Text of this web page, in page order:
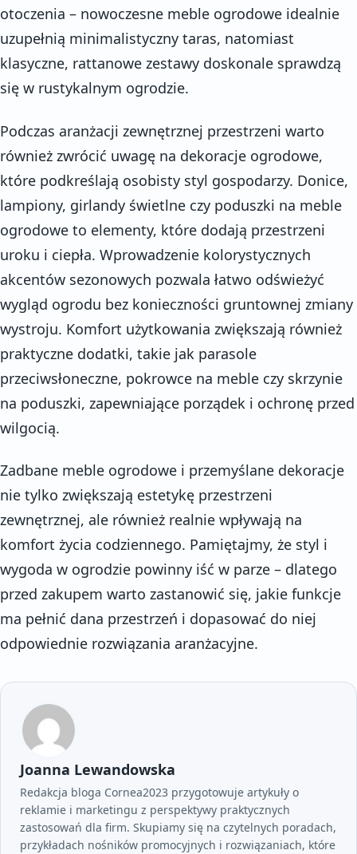
otoczenia – nowoczesne meble ogrodowe idealnie
uzupełnią minimalistyczny taras, natomiast
klasyczne, rattanowe zestawy doskonale sprawdzą
się w rustykalnym ogrodzie.
Podczas aranżacji zewnętrznej przestrzeni warto
również zwrócić uwagę na dekoracje ogrodowe,
które podkreślają osobisty styl gospodarzy. Donice,
lampiony, girlandy świetlne czy poduszki na meble
ogrodowe to elementy, które dodają przestrzeni
uroku i ciepła. Wprowadzenie kolorystycznych
akcentów sezonowych pozwala łatwo odświeżyć
wygląd ogrodu bez konieczności gruntownej zmiany
wystroju. Komfort użytkowania zwiększają również
praktyczne dodatki, takie jak parasole
przeciwsłoneczne, pokrowce na meble czy skrzynie
na poduszki, zapewniające porządek i ochronę przed
wilgocią.
Zadbane meble ogrodowe i przemyślane dekoracje
nie tylko zwiększają estetykę przestrzeni
zewnętrznej, ale również realnie wpływają na
komfort życia codziennego. Pamiętajmy, że styl i
wygoda w ogrodzie powinny iść w parze – dlatego
przed zakupem warto zastanowić się, jakie funkcje
ma pełnić dana przestrzeń i dopasować do niej
odpowiednie rozwiązania aranżacyjne.
Joanna Lewandowska
Redakcja bloga Cornea2023 przygotowuje artykuły o
reklamie i marketingu z perspektywy praktycznych
zastosowań dla firm. Skupiamy się na czytelnych poradach,
przykładach nośników promocyjnych i rozwiązaniach, które